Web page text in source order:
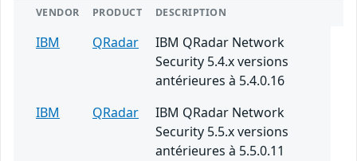
VENDOR PRODUCT DESCRIPTION
IBM QRadar
IBM QRadar Network
Security 5.4.x versions
antérieures à 5.4.0.16
IBM
QRadar
IBM QRadar Network
Security 5.5.x versions
antérieures à 5.5.0.11